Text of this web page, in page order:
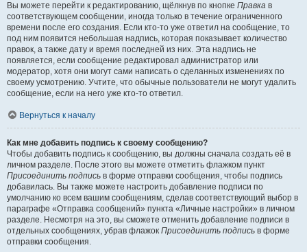
Вы можете перейти к редактированию, щёлкнув по кнопке Правка в
соответствующем сообщении, иногда только в течение ограниченного
времени после его создания. Если кто-то уже ответил на сообщение, то
под ним появится небольшая надпись, которая показывает количество
правок, а также дату и время последней из них. Эта надпись не
появляется, если сообщение редактировал администратор или
модератор, хотя они могут сами написать о сделанных изменениях по
своему усмотрению. Учтите, что обычные пользователи не могут удалить
сообщение, если на него уже кто-то ответил.
Вернуться к началу
Как мне добавить подпись к своему сообщению?
Чтобы добавить подпись к сообщению, вы должны сначала создать её в
личном разделе. После этого вы можете отметить флажком пункт
Присоединить подпись в форме отправки сообщения, чтобы подпись
добавилась. Вы также можете настроить добавление подписи по
умолчанию ко всем вашим сообщениям, сделав соответствующий выбор в
параграфе «Отправка сообщений» пункта «Личные настройки» в личном
разделе. Несмотря на это, вы сможете отменить добавление подписи в
отдельных сообщениях, убрав флажок Присоединить подпись в форме
отправки сообщения.